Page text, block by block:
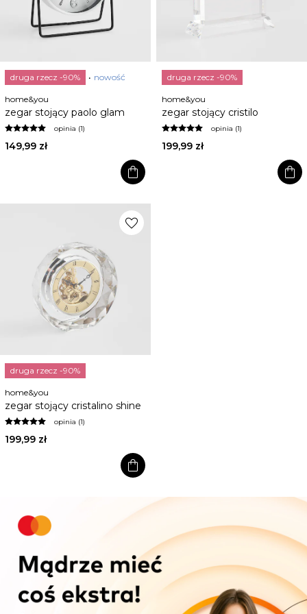
druga rzecz -90% nowość
home&you
zegar stojący paolo glam
opinia (1)
149,99 zł
shopping_bag
druga rzecz -90%
home&you
zegar stojący cristilo
opinia (1)
199,99 zł
shopping_bag
favorite
druga rzecz -90%
home&you
zegar stojący cristalino shine
opinia (1)
199,99 zł
shopping_bag